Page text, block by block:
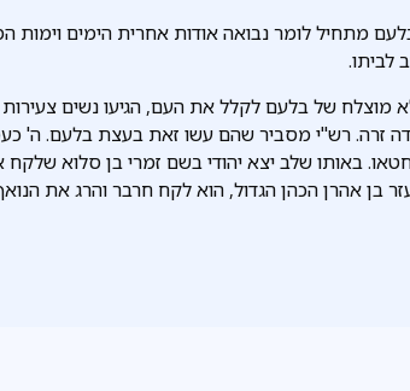
מתחיל לומר נבואה אודות אחרית הימים וימות
לביתו.
מוצלח של בלעם לקלל את העם, הגיעו נשים
זרה. רש"י מסביר שהם עשו זאת בעצת בלעם. ה'
באותו שלב יצא יהודי בשם זמרי בן סלוא
בן אהרן הכהן הגדול, הוא לקח חרבר והרג את